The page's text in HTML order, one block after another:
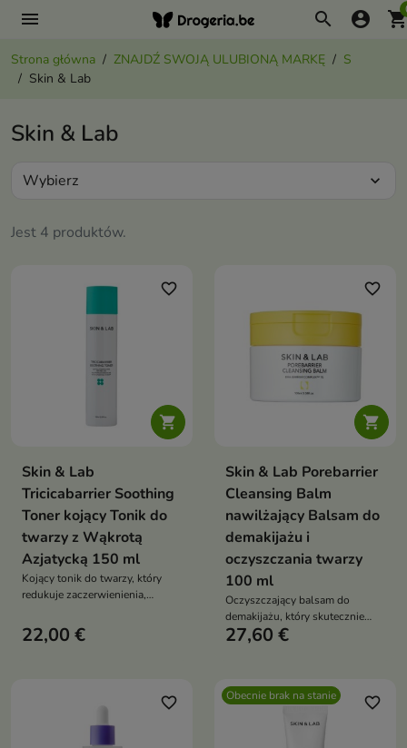
menu search account_circle
Strona główna ZNAJDŹ SWOJĄ ULUBIONĄ MARKĘ
S
Skin & Lab
Skin & Lab
Jest 4 produktów.
Wybierz expand_more

favorite_border
Skin & Lab
Tricicabarrier Soothing
Toner kojący Tonik do
twarzy z Wąkrotą
Azjatycką 150 ml
Kojący tonik do twarzy, który
redukuje zaczerwienienia,
regenerację skóry
22,00 €

favorite_border
Skin & Lab Porebarrier
Cleansing Balm
nawilżający Balsam do
demakijażu i
oczyszczania twarzy
100 ml
Oczyszczający balsam do
demakijażu, który skutecznie
usuwa makijaż, odblokowuje
27,60 €
favorite_border Obecnie brak na stanie favorite_border